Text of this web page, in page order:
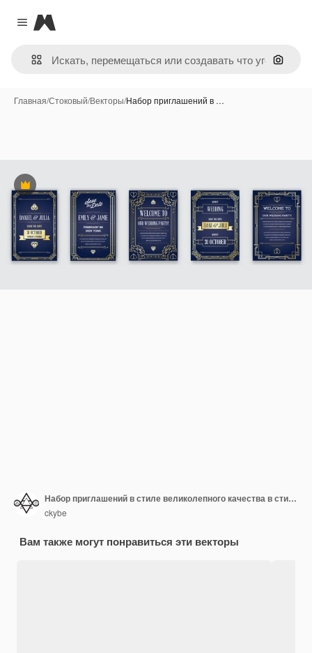
Close menu
Magnific
Поиск
Главная/Стоковый/Векторы/Набор приглашений в …
Премиум
Набор приглашений в стиле великолепного качества в стиле ар-деко или эпохи модерн 1920-х годов Коллекция гангстерской эпохи
ckybe
Вам также могут понравиться эти векторы